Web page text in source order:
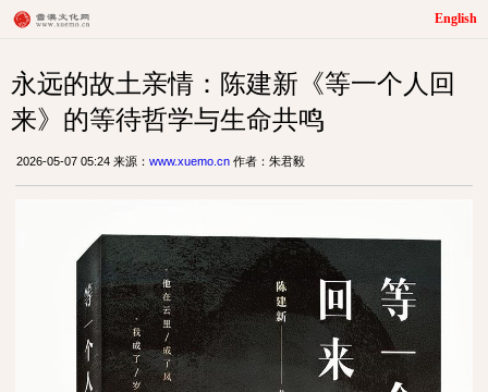
English
永远的故土亲情：陈建新《等一个人回
来》的等待哲学与生命共鸣
2026-05-07 05:24 来源： www.xuemo.cn 作者：朱君毅